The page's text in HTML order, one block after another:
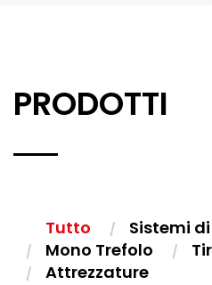
PRODOTTI
Tutto
Sistemi
Mono Trefolo
Attrezzature